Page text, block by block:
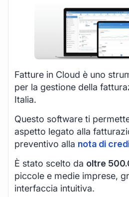
Fatture in Cloud è uno
per la gestione della
Italia.
Questo software ti
aspetto legato alla
preventivo alla nota di
È stato scelto da oltre
piccole e medie imprese,
interfaccia intuitiva.